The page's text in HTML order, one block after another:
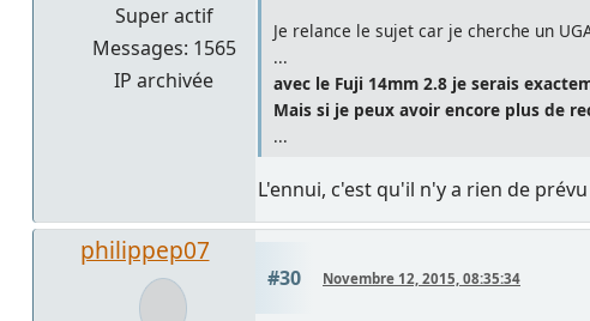
Super actif
Messages: 1565
IP archivée
Je relance le sujet car je cherche un
...
avec le Fuji 14mm 2.8 je serais
Mais si je peux avoir encore plus de
...
L'ennui, c'est qu'il n'y a rien de
philippep07
#30 Novembre 12, 2015, 08:35:34